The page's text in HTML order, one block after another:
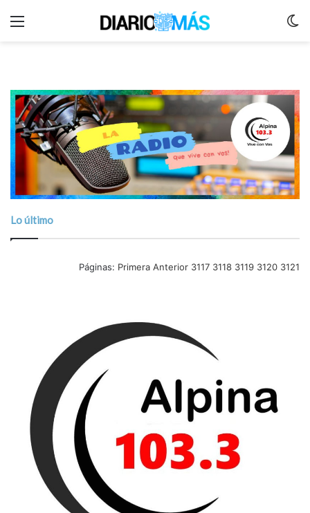
Lo último
Páginas: Primera Anterior 3117 3118 3119 3120 3121